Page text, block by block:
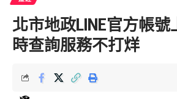
北市地政LINE官方帳
時查詢服務不打烊